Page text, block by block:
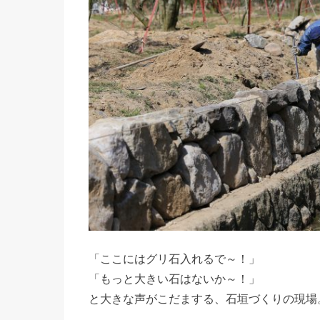
「ここにはグリ石入れるで～！」
「もっと大きい石はないか～！」
と大きな声がこだまする、石垣づくりの現場